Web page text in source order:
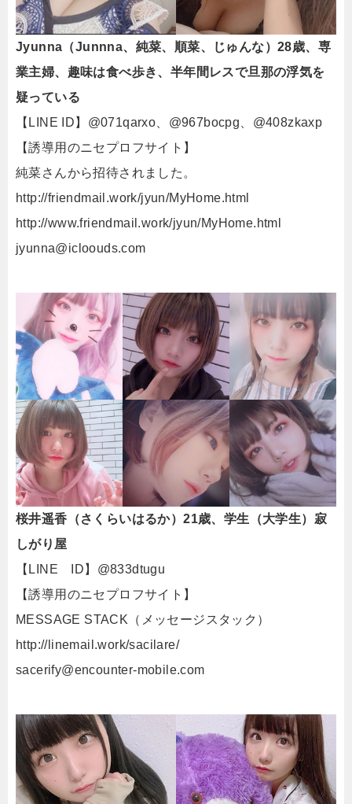
Jyunna（Junnna、純菜、順菜、じゅんな）28歳、専
業主婦、趣味は食べ歩き、半年間レスで旦那の浮気を
疑っている
【LINE ID】@071qarxo、@967bocpg、@408zkaxp
【誘導用のニセプロフサイト】
純菜さんから招待されました。
http://friendmail.work/jyun/MyHome.html
http://www.friendmail.work/jyun/MyHome.html
jyunna@icloouds.com
桜井遥香（さくらいはるか）21歳、学生（大学生）寂
しがり屋
【LINE ID】@833dtugu
【誘導用のニセプロフサイト】
MESSAGE STACK（メッセージスタック）
http://linemail.work/sacilare/
sacerify@encounter-mobile.com